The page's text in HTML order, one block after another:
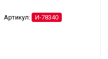
Артикул: И-78340